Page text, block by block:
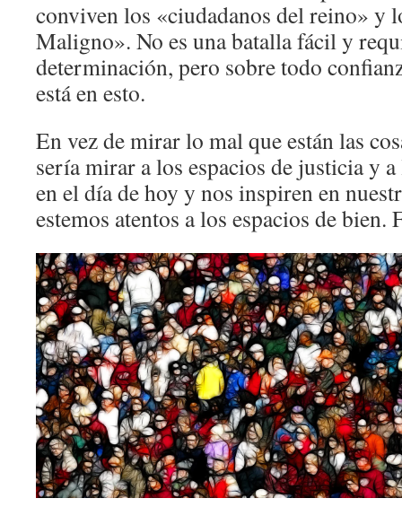
conviven los «ciudadanos del reino» y
Maligno». No es una batalla fácil y
determinación, pero sobre todo
está en esto.
En vez de mirar lo mal que están las
sería mirar a los espacios de justicia y
en el día de hoy y nos inspiren en
estemos atentos a los espacios de bien.